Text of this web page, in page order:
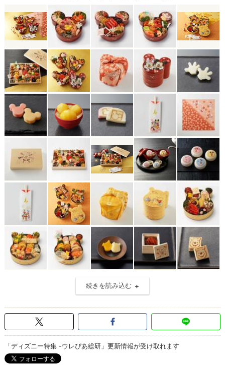
続きを読み込む
「ディズニー特集 -ウレぴあ総研」更新情報が受け取れます